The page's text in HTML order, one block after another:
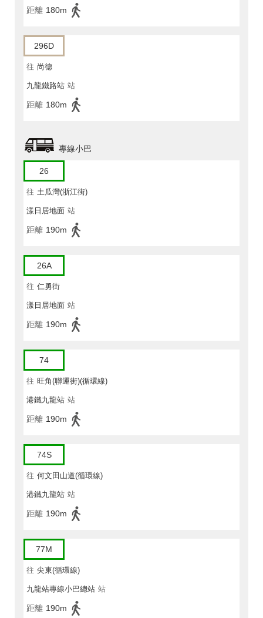
距離 180m
296D
往 尚德
九龍鐵路站 站
距離 180m
專線小巴
26
往 土瓜灣(浙江街)
漾日居地面 站
距離 190m
26A
往 仁勇街
漾日居地面 站
距離 190m
74
往 旺角(聯運街)(循環線)
港鐵九龍站 站
距離 190m
74S
往 何文田山道(循環線)
港鐵九龍站 站
距離 190m
77M
往 尖東(循環線)
九龍站專線小巴總站 站
距離 190m